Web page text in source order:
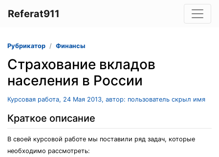
Referat911
Рубрикатор Финансы
Страхование вкладов
населения в России
Курсовая работа, 24 Мая 2013, автор: пользователь скрыл имя
Краткое описание
В своей курсовой работе мы поставили ряд задач, которые
необходимо рассмотреть: